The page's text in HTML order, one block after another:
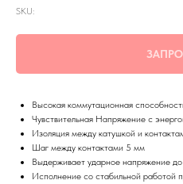
SKU:
Высокая коммутационная
Чувствительная Напряжение с
Изоляция между катушкой и
Шаг между контактами 5 мм
Выдерживает ударное напряжение
Исполнение со стабильной